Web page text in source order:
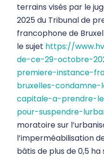
terrains visés par le
2025 du Tribunal de
francophone de
le sujet https://
de-ce-29-octobre-
premiere-instance-
bruxelles-
capitale-a-prendre-
pour-suspendre-
moratoire sur
l’imperméabilisation
bâtis de plus de 0,5 ha